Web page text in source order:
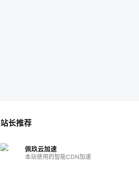
站长推荐
佩玖云加速
本站使用的智能CDN加速